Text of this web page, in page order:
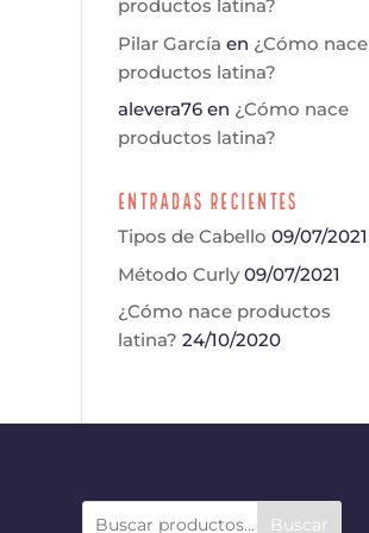
productos latina?
Pilar García en ¿Cómo nace
productos latina?
alevera76en ¿Cómo nace
productos latina?
Entradas Recientes
Tipos de Cabello 09/07/2021
Método Curly 09/07/2021
¿Cómo nace productos
latina? 24/10/2020
Buscar